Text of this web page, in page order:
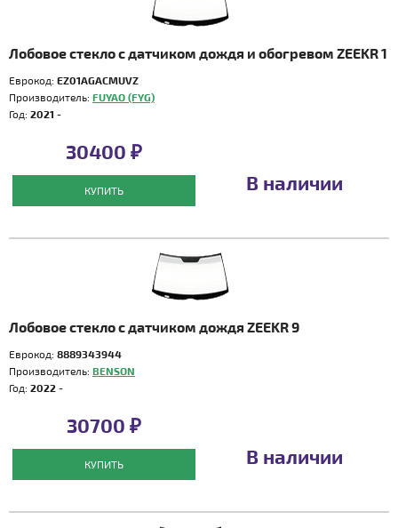
Лобовое стекло с датчиком дождя и обогревом ZEEKR 1
Еврокод: EZ01AGACMUVZ
Производитель: FUYAO (FYG)
Год: 2021 -
30400 ₽
КУПИТЬ В наличии
Лобовое стекло с датчиком дождя ZEEKR 9
Еврокод: 8889343944
Производитель: BENSON
Год: 2022 -
30700 ₽
КУПИТЬ В наличии